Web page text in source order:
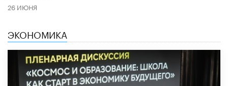
26 ИЮНЯ
ЭКОНОМИКА